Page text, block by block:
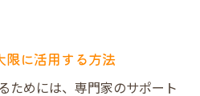
覚的インパクト
入意欲の促進
限に活用する方法
ためには、専門家のサポート